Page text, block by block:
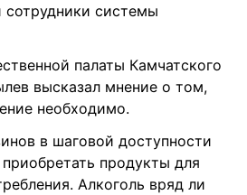
сотрудники системы
палаты Камчатского
высказал мнение о том,
необходимо.
в шаговой доступности
продукты для
Алкоголь вряд ли